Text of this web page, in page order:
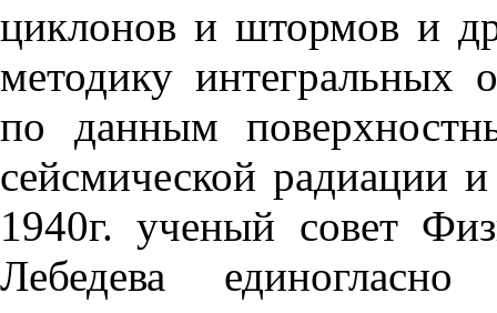
циклонов и штормов и
методику
по данным
сейсмической радиации
1940г. ученый совет
Лебедева